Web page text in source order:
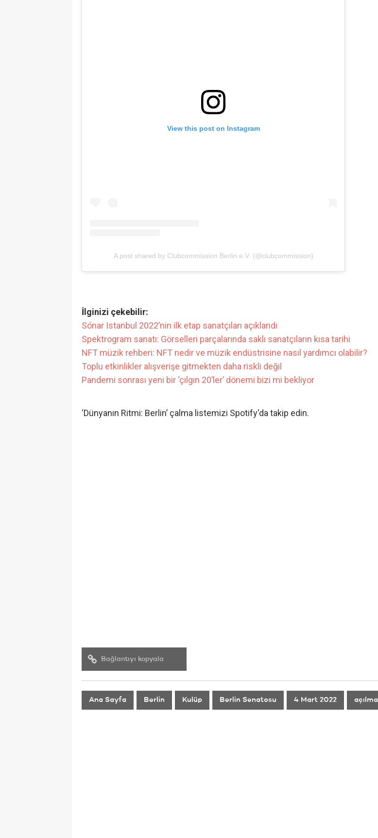
View this post on Instagram
A post shared by Clubcommission Berlin e.V. (@clubcommission)
İlginizi çekebilir:
Sónar Istanbul 2022’nin ilk etap sanatçıları açıklandı
Spektrogram sanatı: Görselleri parçalarında saklı sanatçıların kısa tarihi
NFT müzik rehberi: NFT nedir ve müzik endüstrisine nasıl yardımcı olabilir?
Toplu etkinlikler alışverişe gitmekten daha riskli değil
Pandemi sonrası yeni bir ‘çılgın 20’ler’ dönemi bizi mi bekliyor
‘Dünyanın Ritmi: Berlin’ çalma listemizi Spotify'da takip edin.
Bağlantıyı kopyala
Ana Sayfa Berlin Kulüp Berlin Senatosu 4 Mart 2022 açılma